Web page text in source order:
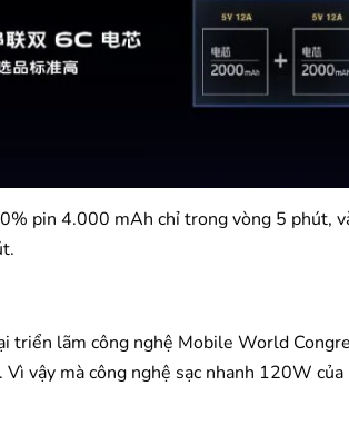
pin 4.000 mAh chỉ trong vòng 5 phút,
triển lãm công nghệ Mobile World
vậy mà công nghệ sạc nhanh 120W của